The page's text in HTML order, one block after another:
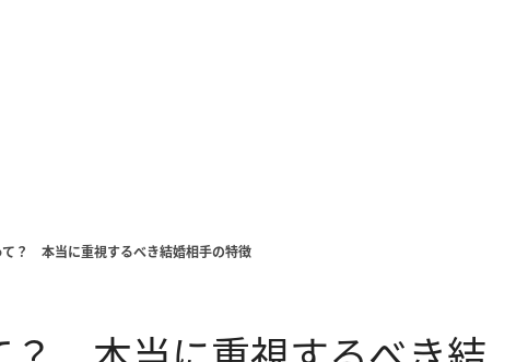
て？ 本当に重視するべき結婚相手の特徴